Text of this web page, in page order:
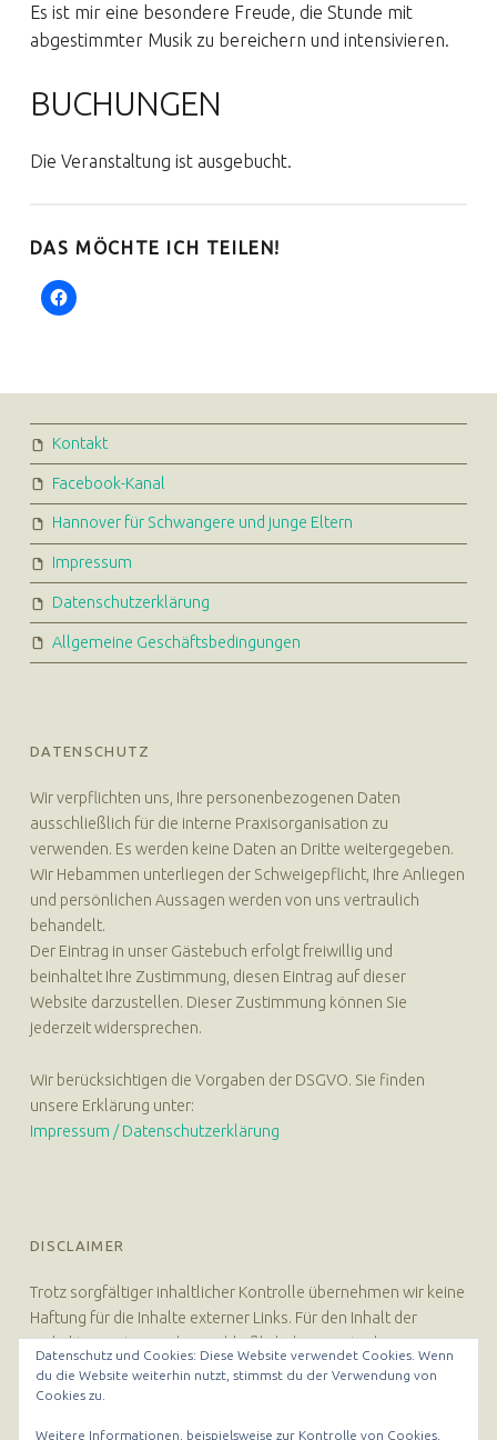
Es ist mir eine besondere Freude, die Stunde mit
abgestimmter Musik zu bereichern und intensivieren.
BUCHUNGEN
Die Veranstaltung ist ausgebucht.
DAS MÖCHTE ICH TEILEN!
FOOTER SIDEBAR
Kontakt
Facebook-Kanal
Hannover für Schwangere und junge Eltern
Impressum
Datenschutzerklärung
Allgemeine Geschäftsbedingungen
DATENSCHUTZ
Wir verpflichten uns, Ihre personenbezogenen Daten
ausschließlich für die interne Praxisorganisation zu
verwenden. Es werden keine Daten an Dritte weitergegeben.
Wir Hebammen unterliegen der Schweigepflicht, Ihre Anliegen
und persönlichen Aussagen werden von uns vertraulich
behandelt.
Der Eintrag in unser Gästebuch erfolgt freiwillig und
beinhaltet Ihre Zustimmung, diesen Eintrag auf dieser
Website darzustellen. Dieser Zustimmung können Sie
jederzeit widersprechen.
Wir berücksichtigen die Vorgaben der DSGVO. Sie finden
unsere Erklärung unter:
Impressum / Datenschutzerklärung
DISCLAIMER
Trotz sorgfältiger inhaltlicher Kontrolle übernehmen wir keine
Haftung für die Inhalte externer Links. Für den Inhalt der
verlinkten Seiten sind ausschließlich deren Betreiber
verantwortlich.
Datenschutz und Cookies: Diese Website verwendet Cookies. Wenn
du die Website weiterhin nutzt, stimmst du der Verwendung von
Cookies zu.
Weitere Informationen, beispielsweise zur Kontrolle von Cookies,